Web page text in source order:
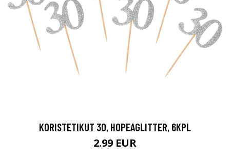
KORISTETIKUT 30, HOPEAGLITTER, 6KPL
2.99 EUR